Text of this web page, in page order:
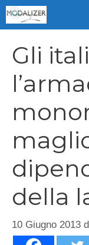
Vai
al
Gli
della
10 Giugno 2013